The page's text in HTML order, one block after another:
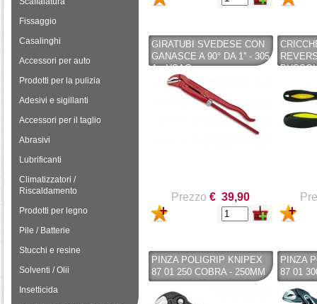
Fissaggio
Casalinghi
Accessori per auto
Prodotti per la pulizia
Adesivi e sigillanti
Accessori per il taglio
Abrasivi
Lubrificanti
Climatizzatori /
Riscaldamento
Prodotti per legno
Pile / Batterie
Stucchi e resine
Solventi / Olii
Insetticida
GIRATUBI SVEDESE CON
GANASCE A 90° DA 1'' - 305
A - USAG
Prezzo € 39,90
PINZA POLIGRIP KNIPEX
87 01 250 COBRA - 250MM
PINZA
87 01